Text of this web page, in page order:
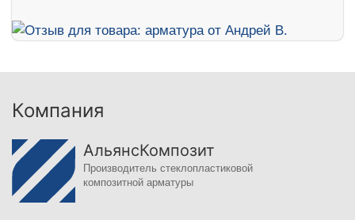
Компания
АльянсКомпозит
Производитель стеклопластиковой
композитной арматуры